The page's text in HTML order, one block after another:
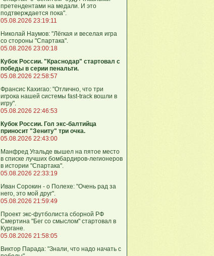
претендентами на медали. И это
подтверждается пока".
05.08.2026 23:19:11
Николай Наумов: "Лёгкая и веселая игра
со стороны "Спартака".
05.08.2026 23:00:18
Кубок России. "Краснодар" стартовал с
победы в серии пенальти.
05.08.2026 22:58:57
Франсис Кахигао: "Отлично, что три
игрока нашей системы fast‑track вошли в
игру".
05.08.2026 22:46:53
Кубок России. Гол экс-балтийца
приносит "Зениту" три очка.
05.08.2026 22:43:00
Манфред Угальде вышел на пятое место
в списке лучших бомбардиров-легионеров
в истории "Спартака".
05.08.2026 22:33:19
Иван Сорокин - о Полехе: "Очень рад за
него, это мой друг".
05.08.2026 21:59:49
Проект экс-футболиста сборной РФ
Смертина "Бег со смыслом" стартовал в
Кургане.
05.08.2026 21:58:05
Виктор Парада: "Знали, что надо начать с